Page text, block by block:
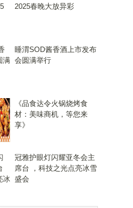
2025春晚大放异彩
睡渭SOD酱香酒上市发布
会圆满举行
《品食达令火锅烧烤食
材：美味商机，等您来
享》
冠雅护眼灯闪耀亚冬会主
席台 ，科技之光点亮冰雪
盛会